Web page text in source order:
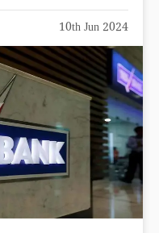
10th Jun 2024